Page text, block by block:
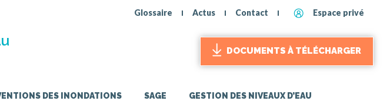
Glossaire Actus Contact Espace privé
DOCUMENTS À TÉLÉCHARGER
DES INONDATIONS SAGE GESTION DES NIVEAUX D’EAU